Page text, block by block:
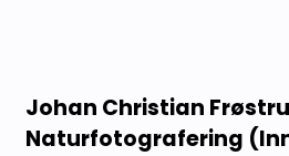
Johan Christian
Naturfotografering